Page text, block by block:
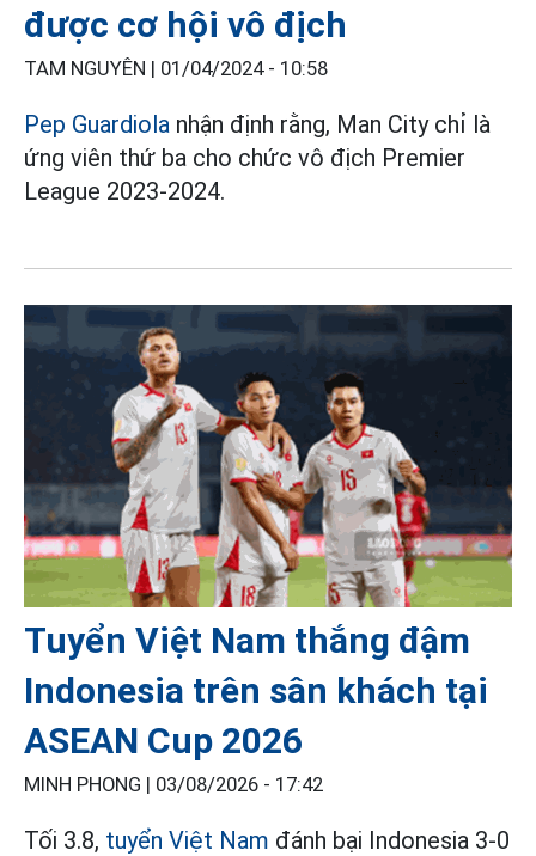
được cơ hội vô địch
TAM NGUYÊN | 01/04/2024 - 10:58
Pep Guardiola nhận định rằng, Man City chỉ là
ứng viên thứ ba cho chức vô địch Premier
League 2023-2024.
Tuyển Việt Nam thắng đậm
Indonesia trên sân khách tại
ASEAN Cup 2026
MINH PHONG | 03/08/2026 - 17:42
Tối 3.8, tuyển Việt Nam đánh bại Indonesia 3-0